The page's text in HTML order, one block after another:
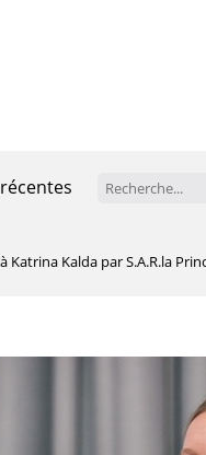
Katrina Kalda par S.A.R.la